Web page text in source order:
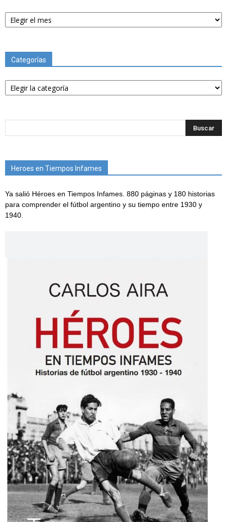
Archivos
Categorías
Categorías
Heroes en Tiempos Infames
Ya salió Héroes en Tiempos Infames. 880 páginas y 180 historias
para comprender el fútbol argentino y su tiempo entre 1930 y
1940.